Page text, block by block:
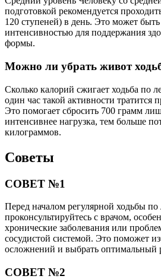
подготовкой рекомендуется
120 ступеней) в день. Это может
интенсивностью для поддержания
формы.
Можно ли убрать живот
Сколько калорий сжигает ходьба по
один час такой активности тратится
Это помогает сбросить 700 грамм
интенсивнее нагрузка, тем больше
килограммов.
Советы
СОВЕТ №1
Перед началом регулярной ходьбы по
проконсультируйтесь с врачом,
хронические заболевания или
сосудистой системой. Это поможет
осложнений и выбрать оптимальный
СОВЕТ №2